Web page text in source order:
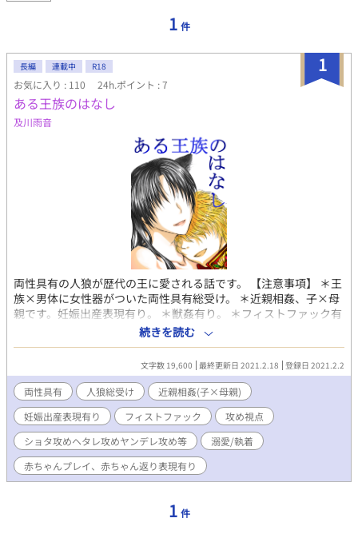
1 件
1
長編 連載中 R18
お気に入り : 110 24h.ポイント : 7
ある王族のはなし
及川雨音
両性具有の人狼が歴代の王に愛される話です。 【注意事項】 ＊王
族×男体に女性器がついた両性具有総受け。 ＊近親相姦、子×母
親です。妊娠出産表現有り。 ＊獣姦有り。 ＊フィストファック有
り。 ＊攻め視点。 ＊ショタ攻め、ヘタレ攻め、ヤンデレ攻め、赤
ちゃん返り攻め、拗らせ攻め、など。 ＊基本は甘々ですが、世代
によってシリアスだったりします。NTRもどきも有ります。
続きを読む
文字数 19,600 最終更新日 2021.2.18 登録日 2021.2.2
両性具有 人狼総受け
近親相姦(子×母親)
妊娠出産表現有り
フィストファック
攻め視点
ショタ攻めヘタレ攻めヤンデレ攻め等
溺愛/執着
赤ちゃんプレイ、赤ちゃん返り表現有り
1 件